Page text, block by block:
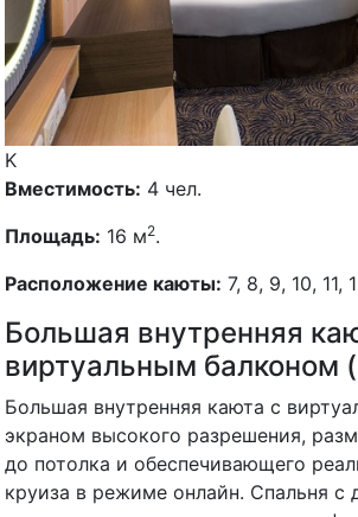
K
Вместимость: 4 чел.
Площадь: 16 м2.
Расположение каюты: 7, 8, 9, 10, 11,
Большая внутренняя
виртуальным балконом
Большая внутренняя каюта с
экраном высокого разрешения,
до потолка и обеспечивающего
круиза в режиме онлайн. Спальня с